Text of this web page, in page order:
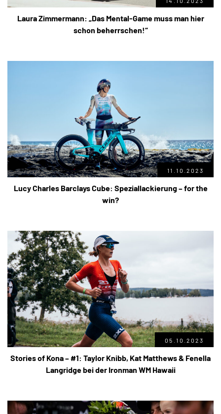
Laura Zimmermann: „Das Mental-Game muss man hier
schon beherrschen!“
11.10.2023
Lucy Charles Barclays Cube: Speziallackierung – for the
win?
05.10.2023
Stories of Kona – #1: Taylor Knibb, Kat Matthews & Fenella
Langridge bei der Ironman WM Hawaii